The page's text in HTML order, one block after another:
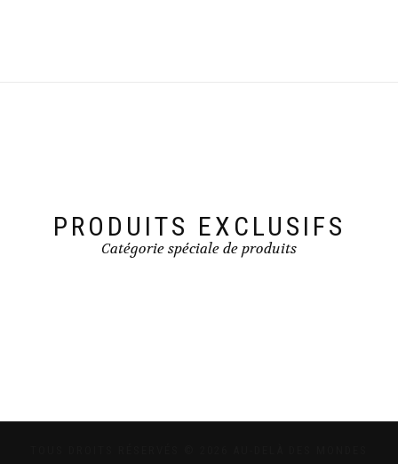
PRODUITS EXCLUSIFS
Catégorie spéciale de produits